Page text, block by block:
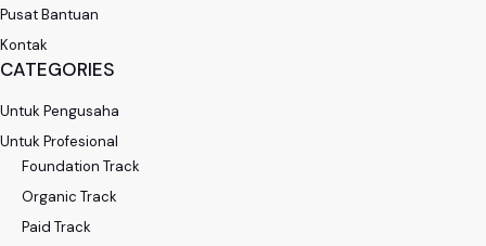
Pusat Bantuan
Kontak
CATEGORIES
Untuk Pengusaha
Untuk Profesional
Foundation Track
Organic Track
Paid Track